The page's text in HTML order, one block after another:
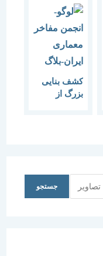
کشف بنایی
بزرگ از
جستجو